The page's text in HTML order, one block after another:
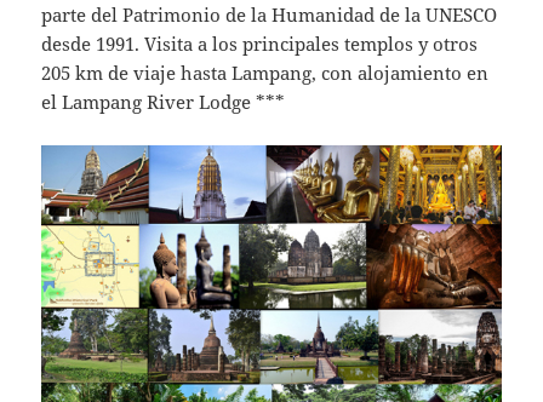
parte del Patrimonio de la Humanidad de la UNESCO
desde 1991. Visita a los principales templos y otros
205 km de viaje hasta Lampang, con alojamiento en
el Lampang River Lodge ***